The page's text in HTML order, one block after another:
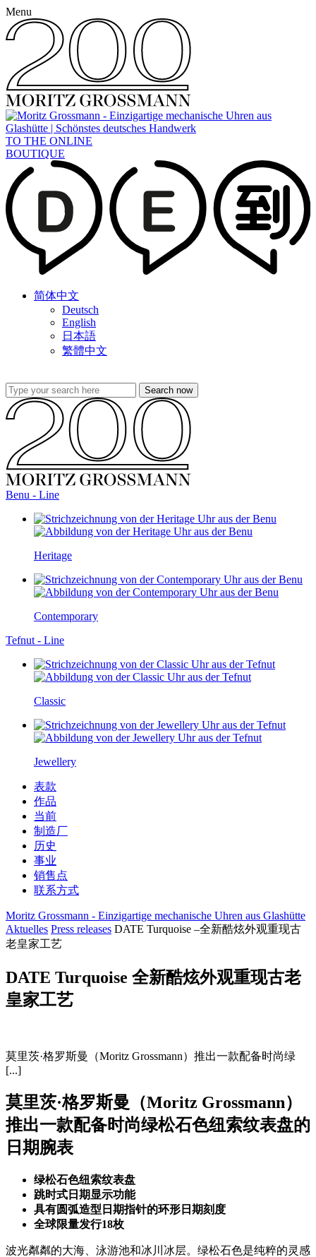
Menu
TO THE ONLINE
BOUTIQUE
简体中文
Deutsch
English
日本語
繁體中文
Benu - Line
Heritage
Contemporary
Tefnut - Line
Classic
Jewellery
表款
作品
当前
制造厂
历史
事业
销售点
联系方式
Moritz Grossmann - Einzigartige mechanische Uhren aus Glashütte
Aktuelles Press releases DATE Turquoise –全新酷炫外观重现古
老皇家工艺
DATE Turquoise 全新酷炫外观重现古老
皇家工艺
莫里茨·格罗斯曼（Moritz Grossmann）推出一款配备时尚绿
[...]
莫里茨·格罗斯曼（Moritz Grossmann）
推出一款配备时尚绿松石色纽索纹表盘的
日期腕表
绿松石色纽索纹表盘
跳时式日期显示功能
具有圆弧造型日期指针的环形日期刻度
全球限量发行18枚
波光粼粼的大海、泳游池和冰川冰层。绿松石色是纯粹的灵感